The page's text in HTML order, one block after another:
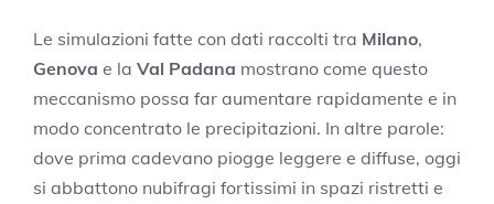
Le simulazioni fatte con dati raccolti tra Milano,
Genova e la Val Padana mostrano come questo
meccanismo possa far aumentare rapidamente e in
modo concentrato le precipitazioni. In altre parole:
dove prima cadevano piogge leggere e diffuse, oggi
si abbattono nubifragi fortissimi in spazi ristretti e